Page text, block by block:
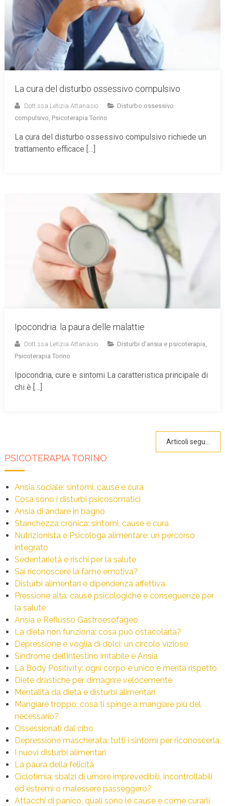
La cura del disturbo ossessivo compulsivo
Dott.ssa Letizia Attanasio
Disturbo ossessivo
compulsivo, Psicoterapia Torino
La cura del disturbo ossessivo compulsivo richiede un
trattamento efficace […]
Ipocondria: la paura delle malattie
Dott.ssa Letizia Attanasio Disturbi d'ansia e psicoterapia,
Psicoterapia Torino
Ipocondria, cure e sintomi La caratteristica principale di
chi è […]
articoli
PSICOTERAPIA TORINO
Ansia sociale: sintomi, cause e cura
Cosa sono i disturbi psicosomatici
Ansia di andare in bagno
Stanchezza cronica: sintomi, cause e cura
Nutrizionista e Psicologa alimentare: un percorso
integrato
Sedentarietà e rischi per la salute
Sai riconoscere la fame emotiva?
Disturbi alimentari e dipendenza affettiva
Pressione alta: cause psicologiche e conseguenze per
la salute
Ansia e Reflusso Gastroesofageo
La dieta non funziona: cosa può ostacolarla?
Depressione e voglia di dolci: un circolo vizioso
Sindrome dell’intestino irritabile e Ansia
La Body Positivity: ogni corpo è unico e merita rispetto
Diete drastiche per dimagrire velocemente
Mentalità da dieta e disturbi alimentari
Mangiare troppo: cosa ti spinge a mangiare più del
necessario?
Ossessionati dal cibo
Depressione mascherata: tutti i sintomi per riconoscerla
I nuovi disturbi alimentari
La paura della felicità
Ciclotimia: sbalzi di umore imprevedibili, incontrollabili
ed estremi o malessere passeggero?
Attacchi di panico, quali sono le cause e come curarli